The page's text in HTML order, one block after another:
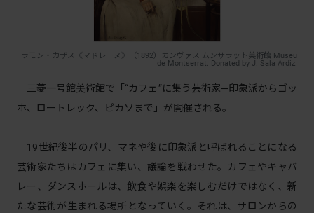
ラモン・カザス《マドレーヌ》（1892）カンヴァス ムンサラット美術館 Museu
de Montserrat. Donated by J. Sala Ardiz.
三菱一号館美術館で「“カフェ”に集う芸術家―印象派からゴッ
ホ、ロートレック、ピカソまで」が開催される。
19世紀後半のパリ、マネや後に印象派と呼ばれることになる
芸術家たちはカフェに集い、議論を戦わせた。カフェやキャバ
レー、ダンスホールは、飲食や娯楽を楽しむだけではなく、新
たな芸術が生まれる場所となっていく。それは、サロンからの